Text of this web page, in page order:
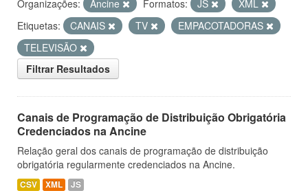
Organizações: Ancine Formatos: JS
XML
Etiquetas:
CANAIS TV
EMPACOTADORAS
TELEVISÃO
Filtrar Resultados
Canais de Programação de Distribuição Obrigatória
Credenciados na Ancine
Relação geral dos canais de programação de distribuição
obrigatória regularmente credenciados na Ancine.
CSV XML JS